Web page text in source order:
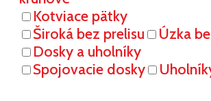
Kotviace pätky
Široká bez prelisu
Úzka
Dosky a uholníky
Spojovacie dosky